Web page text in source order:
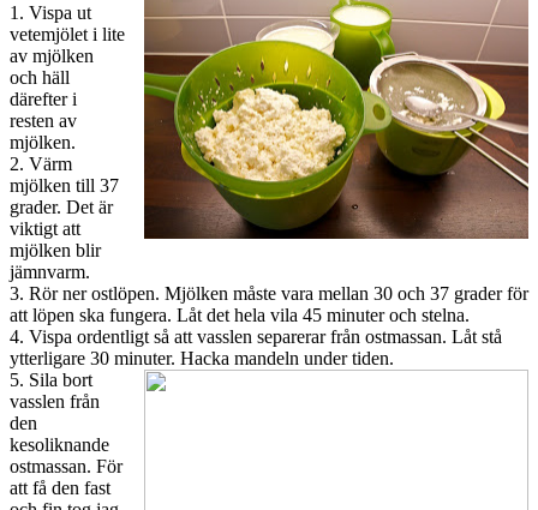
1. Vispa ut
vetemjölet i lite
av mjölken
och häll
därefter i
resten av
mjölken.
2. Värm
mjölken till 37
grader. Det är
viktigt att
mjölken blir
jämnvarm.
3. Rör ner ostlöpen. Mjölken måste vara mellan 30 och 37 grader för
att löpen ska fungera. Låt det hela vila 45 minuter och stelna.
4. Vispa ordentligt så att vasslen separerar från ostmassan. Låt stå
ytterligare 30 minuter. Hacka mandeln under tiden.
5. Sila bort
vasslen från
den
kesoliknande
ostmassan. För
att få den fast